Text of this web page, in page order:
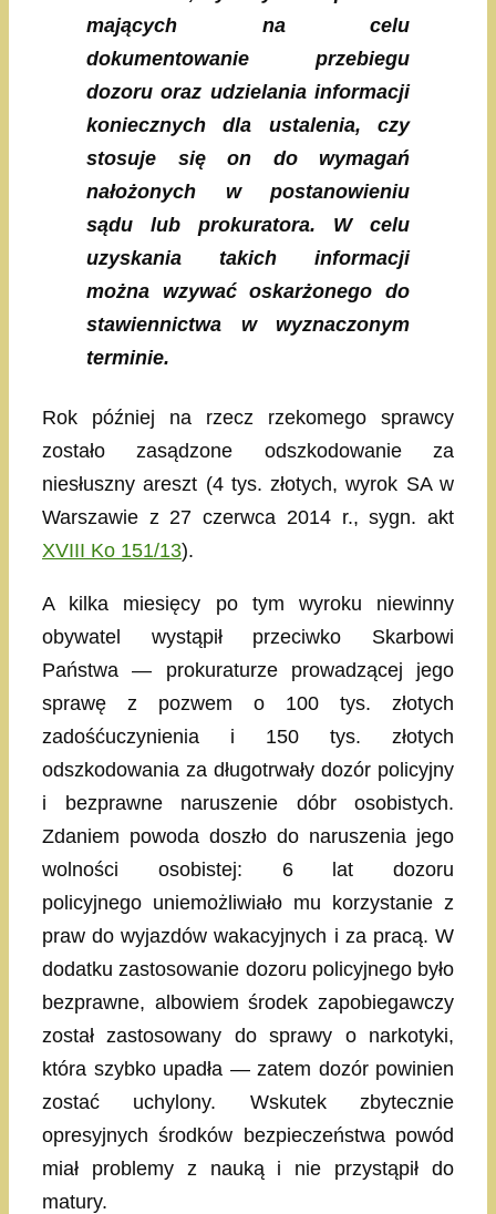
mających na celu
dokumentowanie przebiegu
dozoru oraz udzielania informacji
koniecznych dla ustalenia, czy
stosuje się on do wymagań
nałożonych w postanowieniu
sądu lub prokuratora. W celu
uzyskania takich informacji
można wzywać oskarżonego do
stawiennictwa w wyznaczonym
terminie.
Rok później na rzecz rzekomego sprawcy
zostało zasądzone odszkodowanie za
niesłuszny areszt (4 tys. złotych, wyrok SA w
Warszawie z 27 czerwca 2014 r., sygn. akt
XVIII Ko 151/13).
A kilka miesięcy po tym wyroku niewinny
obywatel wystąpił przeciwko Skarbowi
Państwa — prokuraturze prowadzącej jego
sprawę z pozwem o 100 tys. złotych
zadośćuczynienia i 150 tys. złotych
odszkodowania za długotrwały dozór policyjny
i bezprawne naruszenie dóbr osobistych.
Zdaniem powoda doszło do naruszenia jego
wolności osobistej: 6 lat dozoru
policyjnego uniemożliwiało mu korzystanie z
praw do wyjazdów wakacyjnych i za pracą. W
dodatku zastosowanie dozoru policyjnego było
bezprawne, albowiem środek zapobiegawczy
został zastosowany do sprawy o narkotyki,
która szybko upadła — zatem dozór powinien
zostać uchylony. Wskutek zbytecznie
opresyjnych środków bezpieczeństwa powód
miał problemy z nauką i nie przystąpił do
matury.